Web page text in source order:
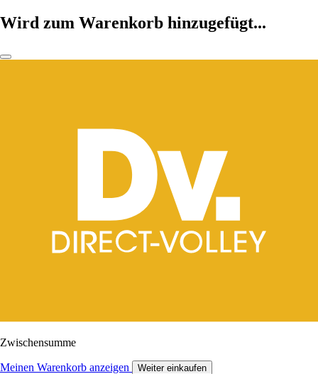
Wird zum Warenkorb hinzugefügt...
Zwischensumme
Meinen Warenkorb anzeigen Weiter einkaufen